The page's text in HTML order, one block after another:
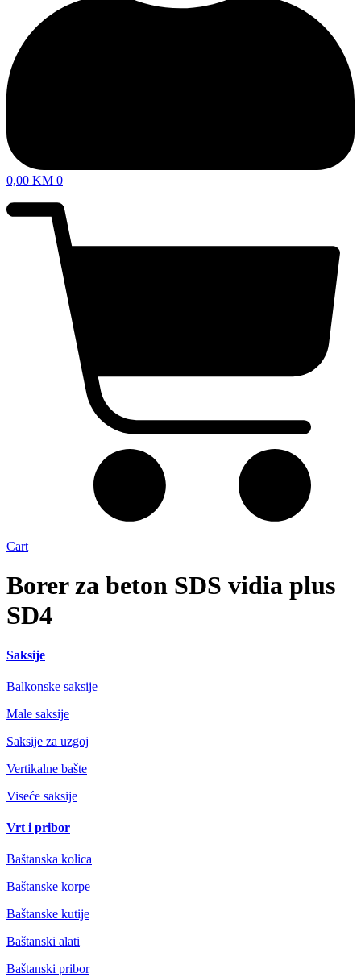
0,00 KM 0
Cart
Borer za beton SDS vidia plus
SD4
Saksije
Balkonske saksije
Male saksije
Saksije za uzgoj
Vertikalne bašte
Viseće saksije
Vrt i pribor
Baštanska kolica
Baštanske korpe
Baštanske kutije
Baštanski alati
Baštanski pribor